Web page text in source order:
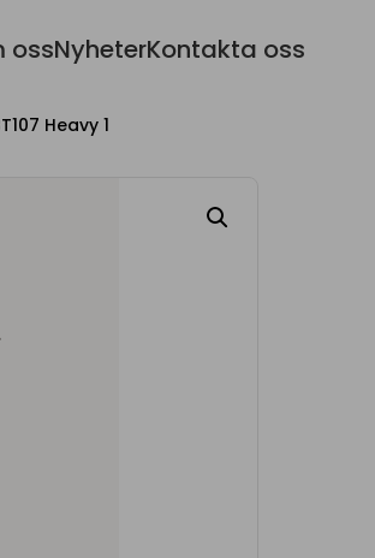
ossNyheterKontakta oss
Heavy 1